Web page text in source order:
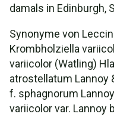
damals in Edinburgh,
Synonyme von
Krombholziella
variicolor (Watling)
atrostellatum Lannoy
f. sphagnorum
variicolor var. Lannoy